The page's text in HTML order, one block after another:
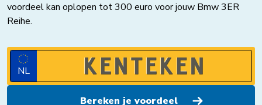
voordeel kan oplopen tot 300 euro voor jouw Bmw 3ER
Reihe.
NL